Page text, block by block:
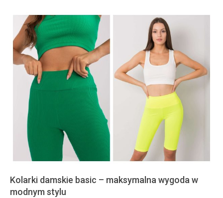
Kolarki damskie basic – maksymalna wygoda w
modnym stylu